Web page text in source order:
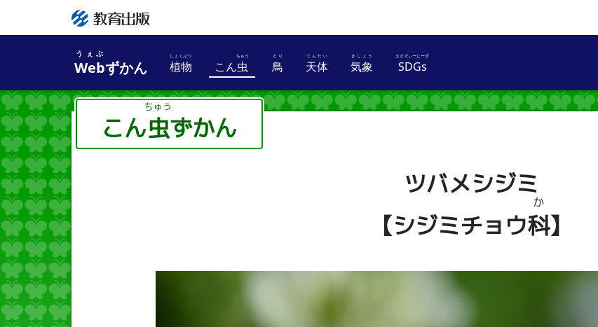
Web
うぇぶ
ずかん 植物 しょくぶつ
こん虫 ちゅう
鳥 とり
天体 てんたい
気象 SDGs
こん虫 ちゅう
ずかん
ツバメシジミ
【シジミチョウ科
か
】